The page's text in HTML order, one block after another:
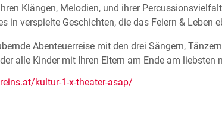
Klängen, Melodien, und ihrer
in verspielte Geschichten, die das Feiern & Leben
Abenteuerreise mit den drei Sängern,
alle Kinder mit Ihren Eltern am Ende am liebsten
kultur-1-x-theater-asap/